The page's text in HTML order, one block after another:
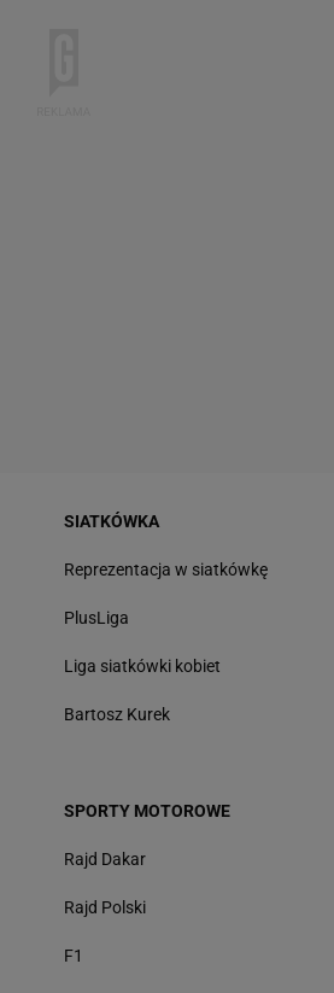
SIATKÓWKA
Reprezentacja w siatkówkę
PlusLiga
Liga siatkówki kobiet
Bartosz Kurek
SPORTY MOTOROWE
Rajd Dakar
Rajd Polski
F1